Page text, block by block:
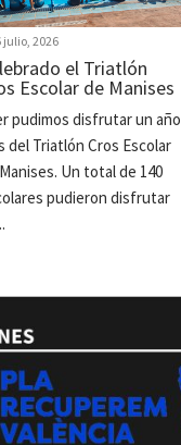
julio, 2026
el Triatlón
Escolar de Manises
pudimos disfrutar un año
del Triatlón Cros Escolar
Un total de 140
pudieron disfrutar